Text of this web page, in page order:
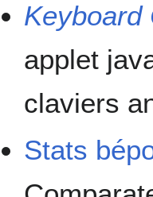
Keyboard
applet
claviers
Stats